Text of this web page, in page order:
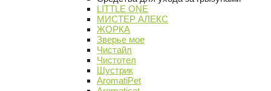
LITTLE ONE
МИСТЕР АЛЕКС
ЖОРКА
Зверье мое
Чистайл
Чистотел
Шустрик
AromatiPet